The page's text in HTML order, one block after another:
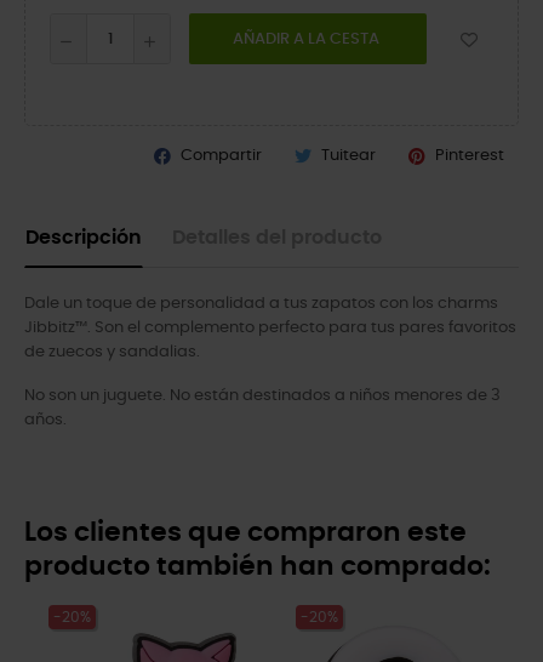
AÑADIR A LA CESTA
Compartir Tuitear Pinterest
Descripción
Dale un toque de personalidad a tus zapatos con los charms
Jibbitz™. Son el complemento perfecto para tus pares favoritos
de zuecos y sandalias.
No son un juguete. No están destinados a niños menores de 3
años.
Los clientes que compraron este
producto también han comprado:
-20% -20%